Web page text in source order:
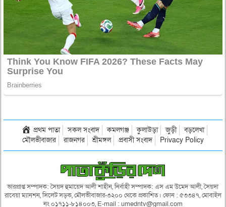
প্রথম পাতা সকল সংবাদ কমলগঞ্জ কুলাউড়া জুড়ী
বড়লেখা
মৌলভীবাজার
রাজনগর শ্রীমঙ্গল প্রবাসী সংবাদ Privacy Policy
ভারপ্রাপ্ত সম্পাদক: সৈয়দ হুমায়েদ আলী শাহীন, নির্বাহী সম্পাদক: এস এম উমেদ আলী, সৈয়দা
রাবেয়া ম্যানশন, সিলেট সড়ক, মৌলভীবাজার-৩২০০ থেকে প্রকাশিত। ফোন : ৫৩৩৪৭, মোবাইল
নং ০১৭১১-৮১৪০০৩, E-mail : umedntv@gmail.com